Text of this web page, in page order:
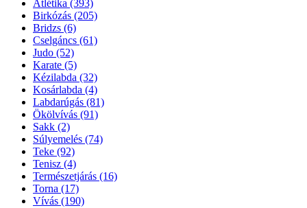
Atlétika (393)
Birkózás (205)
Bridzs (6)
Cselgáncs (61)
Judo (52)
Karate (5)
Kézilabda (32)
Kosárlabda (4)
Labdarúgás (81)
Ökölvívás (91)
Sakk (2)
Súlyemelés (74)
Teke (92)
Tenisz (4)
Természetjárás (16)
Torna (17)
Vívás (190)